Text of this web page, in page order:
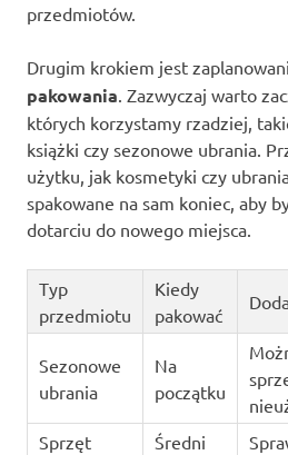
przedmiotów.
Drugim krokiem jest
pakowania . Zazwyczaj warto
których korzystamy rzadziej,
książki czy sezonowe ubrania.
użytku, jak kosmetyki czy
spakowane na sam koniec, aby
dotarciu do nowego miejsca.
Typ
przedmiotu
Kiedy
pakować
Sezonowe
ubrania
Na
początku
Sprzęt
Średni